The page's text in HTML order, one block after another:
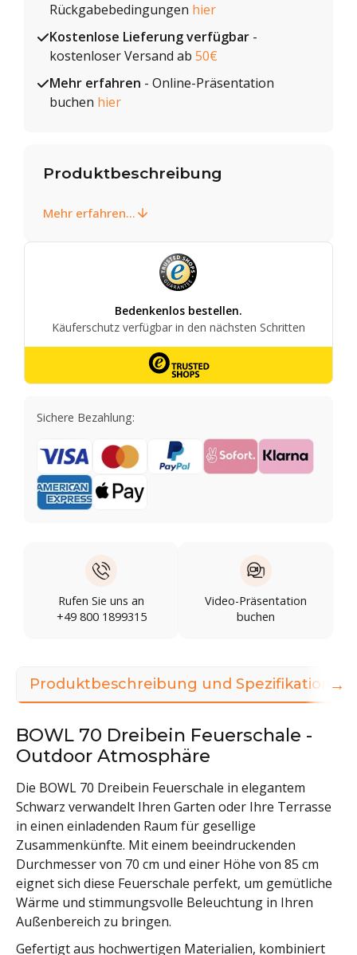
Rückgabebedingungen hier
Kostenlose Lieferung verfügbar -
kostenloser Versand ab 50€
Mehr erfahren - Online-Präsentation
buchen hier
Produktbeschreibung
Mehr erfahren...
Sichere Bezahlung:
Rufen Sie uns an
+49 800 1899315
Video-Präsentation
buchen
Produktbeschreibung und Spezifikationen
BOWL 70 Dreibein Feuerschale -
Outdoor Atmosphäre
Die BOWL 70 Dreibein Feuerschale in elegantem
Schwarz verwandelt Ihren Garten oder Ihre Terrasse
in einen einladenden Raum für gesellige
Zusammenkünfte. Mit einem beeindruckenden
Durchmesser von 70 cm und einer Höhe von 85 cm
eignet sich diese Feuerschale perfekt, um gemütliche
Wärme und stimmungsvolle Beleuchtung in Ihren
Außenbereich zu bringen.
Gefertigt aus hochwertigen Materialien, kombiniert
→